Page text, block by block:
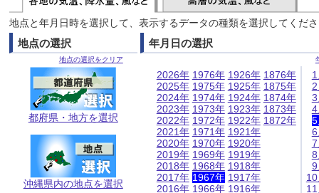
地点と年月日時を選択して、表示するデータの種類を選択してくだ
地点の選択
地点の選択をクリア
都府県・地方を選択
沖縄県内の地点を選択
年月日の選択
2026年
2025年
2024年
2023年
2022年
2021年
2020年
2019年
2018年
2017年
2016年
1976年
1975年
1974年
1973年
1972年
1971年
1970年
1969年
1968年
1967年
1966年
1926年
1925年
1924年
1923年
1922年
1921年
1920年
1919年
1918年
1917年
1916年
1876年
1875年
1874年
1873年
1872年